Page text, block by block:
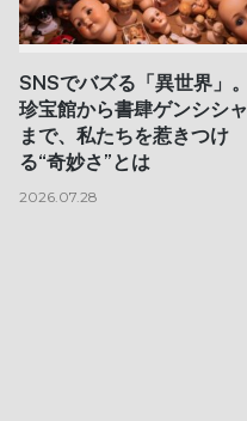
SNSでバズる「異世界」。
珍宝館から書肆ゲンシシャ
まで、私たちを惹きつけ
る“奇妙さ”とは
2026.07.28